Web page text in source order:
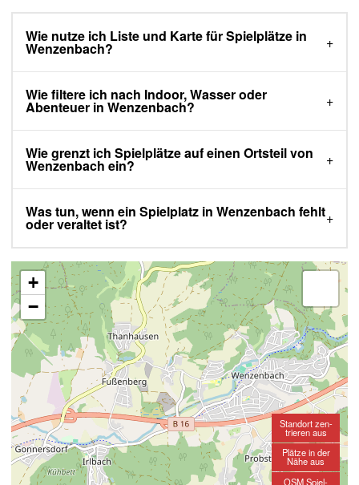
Wie nutze ich Liste und Karte für Spielplätze in
Wenzenbach?
Wie filtere ich nach Indoor, Wasser oder
Abenteuer in Wenzenbach?
Wie grenzt ich Spielplätze auf einen Ortsteil von
Wenzenbach ein?
Was tun, wenn ein Spielplatz in Wenzenbach fehlt
oder veraltet ist?
+
−
Standort zen-
trieren aus
Plätze in der
Nähe aus
OSM Spiel-